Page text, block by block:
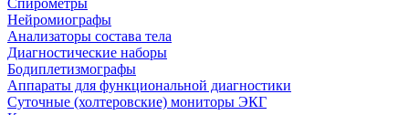
Спирометры
Нейромиографы
Анализаторы состава тела
Диагностические наборы
Бодиплетизмографы
Аппараты для функциональной диагностики
Суточные (холтеровские) мониторы ЭКГ